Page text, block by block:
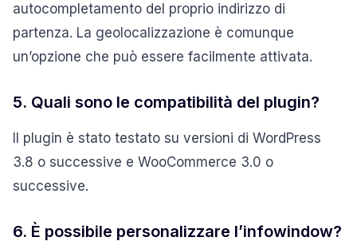
autocompletamento del proprio indirizzo di
partenza. La geolocalizzazione è comunque
un’opzione che può essere facilmente attivata.
5. Quali sono le compatibilità del plugin?
Il plugin è stato testato su versioni di WordPress
3.8 o successive e WooCommerce 3.0 o
successive.
6. È possibile personalizzare l’infowindow?